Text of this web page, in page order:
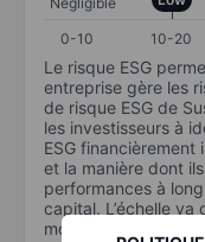
0-10
10-20
Le risque ESG
entreprise gère les
de risque ESG de
les investisseurs à
ESG financièrement
et la manière dont
performances à
capital. L’échelle
moins il est